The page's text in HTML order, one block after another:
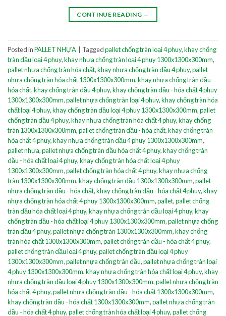
CONTINUE READING →
Posted inPALLET NHỰA Taggedpallet chống tràn loại 4 phuy,khay chống
tràn dầu loại 4 phuy,khay nhựa chống tràn loại 4 phuy 1300x1300x300mm,
pallet nhựa chống tràn hóa chất,khay nhựa chống tràn dầu 4 phuy,pallet
nhựa chống tràn hóa chất 1300x1300x300mm,khay nhựa chống tràn dầu -
hóa chất,khay chống tràn dầu 4 phuy,khay chống tràn dầu - hóa chất 4 phuy
1300x1300x300mm,pallet nhựa chống tràn loại 4 phuy,khay chống tràn hóa
chất loại 4 phuy,khay chống tràn dầu loại 4 phuy 1300x1300x300mm,pallet
chống tràn dầu 4 phuy,khay nhựa chống tràn hóa chất 4 phuy,khay chống
tràn 1300x1300x300mm,pallet chống tràn dầu - hóa chất,khay chống tràn
hóa chất 4 phuy,khay nhựa chống tràn dầu 4 phuy 1300x1300x300mm,
pallet nhựa,pallet nhựa chống tràn dầu hóa chất 4 phuy,khay chống tràn
dầu - hóa chất loại 4 phuy,khay chống tràn hóa chất loại 4 phuy
1300x1300x300mm,pallet chống tràn hóa chất 4 phuy,khay nhựa chống
tràn 1300x1300x300mm,khay chống tràn dầu 1300x1300x300mm,pallet
nhựa chống tràn dầu - hóa chất,khay chống tràn dầu - hóa chất 4 phuy,khay
nhựa chống tràn hóa chất 4 phuy 1300x1300x300mm,pallet,pallet chống
tràn dầu hóa chất loại 4 phuy,khay nhựa chống tràn dầu loại 4 phuy,khay
chống tràn dầu - hóa chất loại 4 phuy 1300x1300x300mm,pallet nhựa chống
tràn dầu 4 phuy,pallet nhựa chống tràn 1300x1300x300mm,khay chống
tràn hóa chất 1300x1300x300mm,pallet chống tràn dầu - hóa chất 4 phuy,
pallet chống tràn dầu loại 4 phuy,pallet chống tràn dầu loại 4 phuy
1300x1300x300mm,pallet nhựa chống tràn dầu,pallet nhựa chống tràn loại
4 phuy 1300x1300x300mm,khay nhựa chống tràn hóa chất loại 4 phuy,khay
nhựa chống tràn dầu loại 4 phuy 1300x1300x300mm,pallet nhựa chống tràn
hóa chất 4 phuy,pallet nhựa chống tràn dầu - hóa chất 1300x1300x300mm,
khay chống tràn dầu - hóa chất 1300x1300x300mm,pallet nhựa chống tràn
dầu - hóa chất 4 phuy,pallet chống tràn hóa chất loại 4 phuy,pallet chống